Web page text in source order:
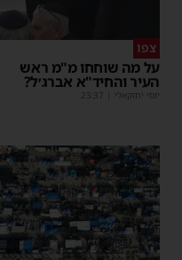
על מה שוחחו מ"מ ראש
העיר והחיד"א אברג׳ל?
יוסי יחזקאלי |
23:37